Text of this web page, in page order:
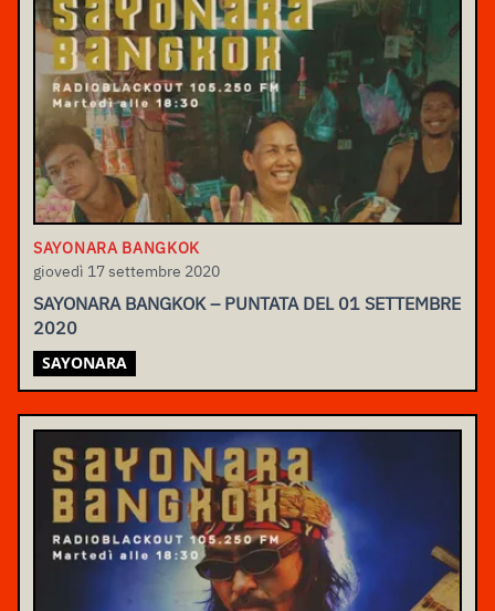
SAYONARA BANGKOK
giovedì 17 settembre 2020
SAYONARA BANGKOK – PUNTATA DEL 01 SETTEMBRE
2020
SAYONARA